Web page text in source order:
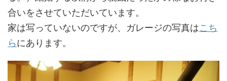
合いをさせていただいています。
家は写っていないのですが、ガレージの写真はこち
らにあります。